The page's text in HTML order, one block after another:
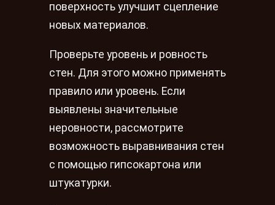
поверхность улучшит сцепление
новых материалов.
Проверьте уровень и ровность
стен. Для этого можно применять
правило или уровень. Если
выявлены значительные
неровности, рассмотрите
возможность выравнивания стен
с помощью гипсокартона или
штукатурки.